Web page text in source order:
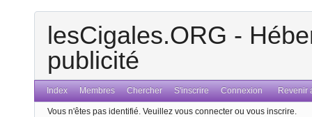
lesCigales.ORG -
publicité
Index Membres Chercher S'inscrire Connexion Revenir
Vous n'êtes pas identifié. Veuillez vous connecter ou vous inscrire.